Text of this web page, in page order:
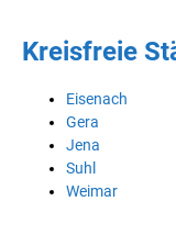
Kreisfreie
Eisenach
Gera
Jena
Suhl
Weimar